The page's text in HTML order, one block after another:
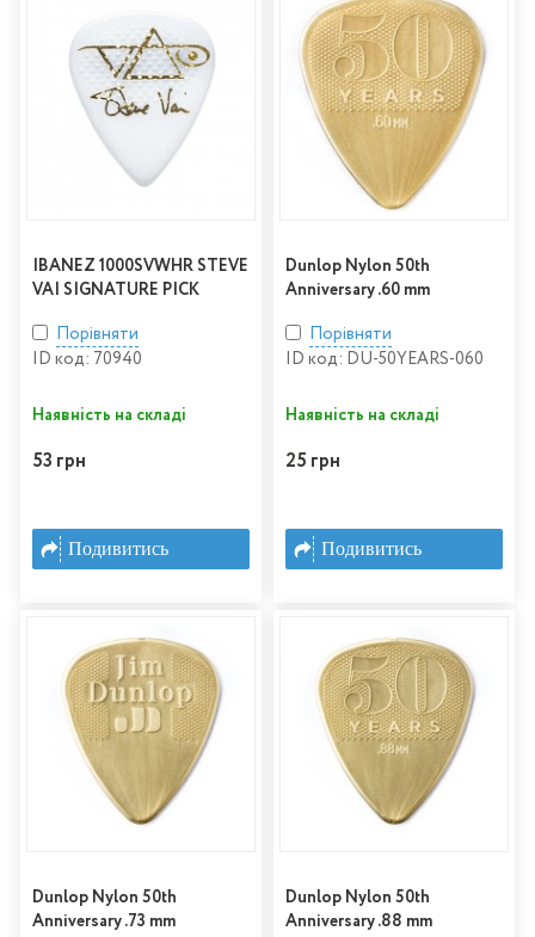
IBANEZ 1000SVWHR STEVE
VAI SIGNATURE PICK
Порівняти
ID код: 70940
Наявність на складі
53 грн
Подивитись
Dunlop Nylon 50th
Anniversary .60 mm
Порівняти
ID код: DU-50YEARS-060
Наявність на складі
25 грн
Подивитись
Dunlop Nylon 50th
Anniversary .73 mm
Dunlop Nylon 50th
Anniversary .88 mm